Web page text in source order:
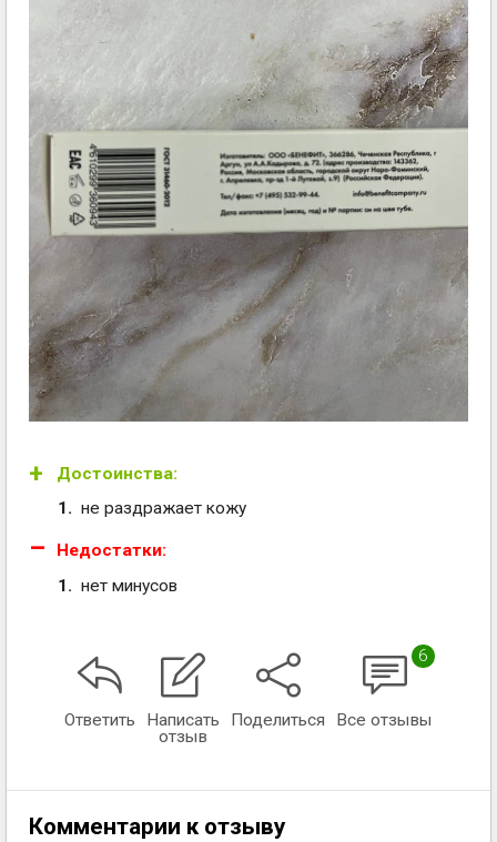
Достоинства:
не раздражает кожу
Недостатки:
нет минусов
Ответить
Написать
отзыв
Поделиться
6
Все отзывы
Комментарии к отзыву